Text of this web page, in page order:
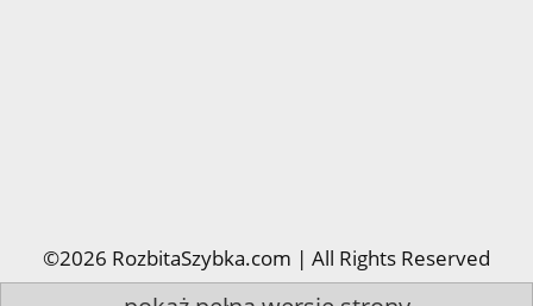
©2026 RozbitaSzybka.com | All Rights Reserved